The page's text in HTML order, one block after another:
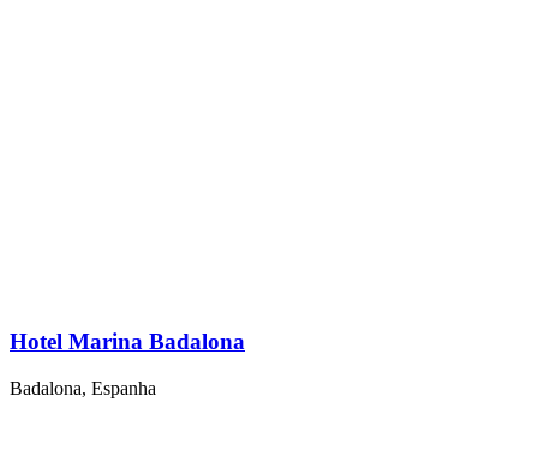
Hotel Marina Badalona
Badalona, Espanha